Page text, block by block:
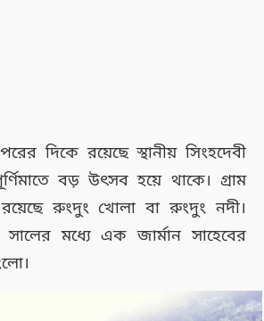
দিকে রয়েছে স্থানীয় সিংহদেবী
বড় উৎসব হয়ে থাকে। গ্রাম
রুংদুং খোলা বা রুংদুং নদী।
মধ্যে এক জার্মান সাহেবের